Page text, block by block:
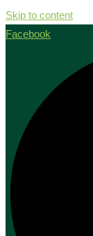
Skip to content
Facebook